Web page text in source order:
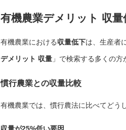
有機農業デメリット 収
有機農業における収量低下は、生産者
デメリット 収量 」で検索する多くの
慣行農業との収量比較
有機農業では、慣行農法に比べてどう